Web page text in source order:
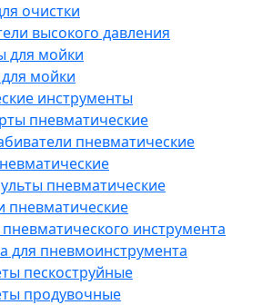
очистки
высокого давления
для мойки
мойки
инструменты
пневматические
пневматические
пневматические
пневматические
инструмента
для пневмоинструмента
пескоструйные
продувочные